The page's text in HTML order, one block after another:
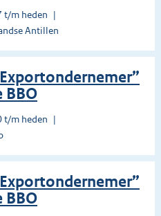
t/m heden
Antillen
BBO
t/m heden
BBO